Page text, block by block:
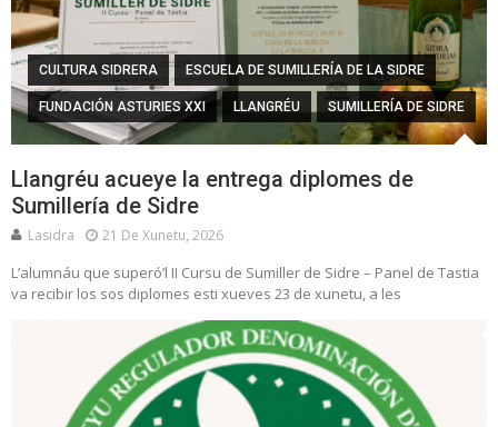
CULTURA SIDRERA ESCUELA DE SUMILLERÍA DE LA SIDRE
FUNDACIÓN ASTURIES XXI LLANGRÉU SUMILLERÍA DE SIDRE
Llangréu acueye la entrega diplomes de
Sumillería de Sidre
Lasidra 21 De Xunetu, 2026
L’alumnáu que superó’l II Cursu de Sumiller de Sidre – Panel de Tastia
va recibir los sos diplomes esti xueves 23 de xunetu, a les